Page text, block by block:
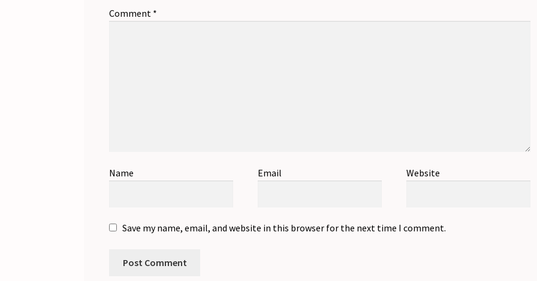
Comment *
Name Email Website
Save my name, email, and website in this browser for the next time I comment.